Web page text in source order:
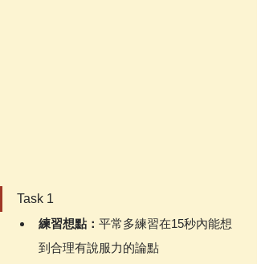
Task 1
練習想點： 平常多練習在15秒內能想
到 合理有說服力的論點